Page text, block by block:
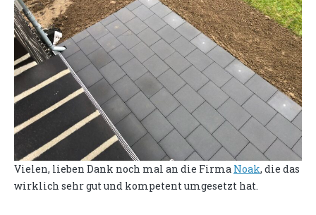
Vielen, lieben Dank noch mal an die Firma Noak, die das
wirklich sehr gut und kompetent umgesetzt hat.